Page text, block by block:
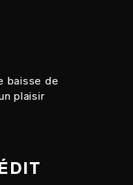
baisse de
plaisir